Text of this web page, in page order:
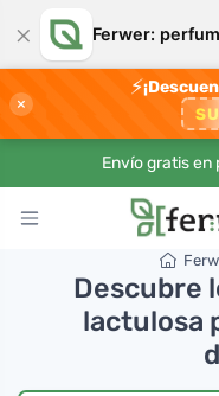
× Ferwer:
×
⚡
Envío gratis en
Descubre
lactulosa